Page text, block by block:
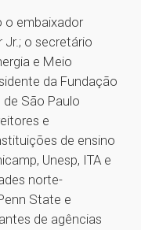
o embaixador
Jr.; o secretário
e Meio
da Fundação
São Paulo
e
de ensino
Unesp, ITA e
norte-
State e
de agências